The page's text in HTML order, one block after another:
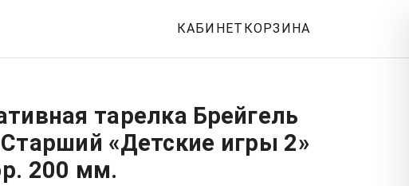
КАБИНЕТ КОРЗИНА
тарелка Брейгель
«Детские игры 2»
200 мм.